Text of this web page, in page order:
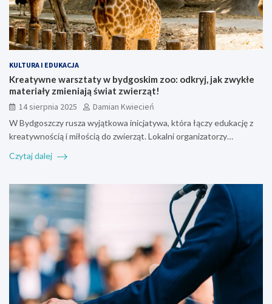
KULTURA I EDUKACJA
Kreatywne warsztaty w bydgoskim zoo: odkryj, jak zwykłe
materiały zmieniają świat zwierząt!
14 sierpnia 2025
Damian Kwiecień
W Bydgoszczy rusza wyjątkowa inicjatywa, która łączy edukację z
kreatywnością i miłością do zwierząt. Lokalni organizatorzy…
Czytaj dalej